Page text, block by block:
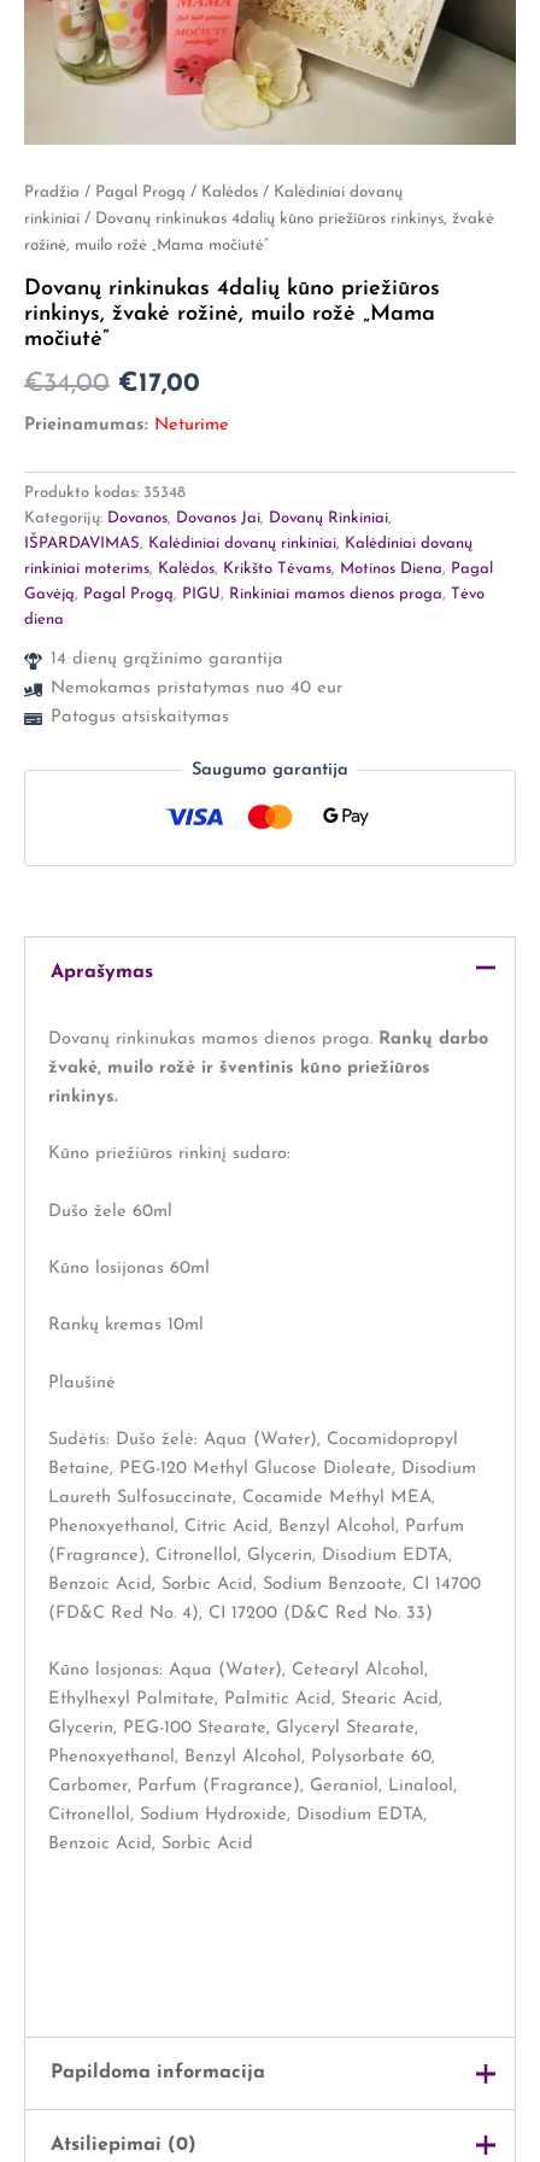
Pradžia / Pagal Progą / Kalėdos / Kalėdiniai dovanų
rinkiniai / Dovanų rinkinukas 4dalių kūno priežiūros rinkinys, žvakė
rožinė, muilo rožė „Mama močiutė”
Dovanų rinkinukas 4dalių kūno priežiūros
rinkinys, žvakė rožinė, muilo rožė „Mama
močiutė”
€34,00
Original
price
was:
€17,00
Current
price
is:
€17,00.
Prieinamumas: Neturime
Produkto kodas: 35348
Kategorijų: Dovanos, Dovanos Jai, Dovanų Rinkiniai,
IŠPARDAVIMAS, Kalėdiniai dovanų rinkiniai, Kalėdiniai dovanų
rinkiniai moterims, Kalėdos, Krikšto Tėvams, Motinos Diena, Pagal
Gavėją, Pagal Progą, PIGU, Rinkiniai mamos dienos proga,
Tėvo
diena
14 dienų grąžinimo garantija
Nemokamas pristatymas nuo 40 eur
Patogus atsiskaitymas
Saugumo garantija
Aprašymas
Dovanų rinkinukas mamos dienos proga. Rankų darbo
žvakė, muilo rožė ir šventinis kūno priežiūros
rinkinys.
Kūno priežiūros rinkinį sudaro:
Dušo žele 60ml
Kūno losijonas 60ml
Rankų kremas 10ml
Plaušinė
Sudėtis: Dušo želė: Aqua (Water), Cocamidopropyl
Betaine, PEG-120 Methyl Glucose Dioleate, Disodium
Laureth Sulfosuccinate, Cocamide Methyl MEA,
Phenoxyethanol, Citric Acid, Benzyl Alcohol, Parfum
(Fragrance), Citronellol, Glycerin, Disodium EDTA,
Benzoic Acid, Sorbic Acid, Sodium Benzoate, CI 14700
(FD&C Red No. 4), CI 17200 (D&C Red No. 33)
Kūno losjonas: Aqua (Water), Cetearyl Alcohol,
Ethylhexyl Palmitate, Palmitic Acid, Stearic Acid,
Glycerin, PEG-100 Stearate, Glyceryl Stearate,
Phenoxyethanol, Benzyl Alcohol, Polysorbate 60,
Carbomer, Parfum (Fragrance), Geraniol, Linalool,
Citronellol, Sodium Hydroxide, Disodium EDTA,
Benzoic Acid, Sorbic Acid
Papildoma informacija
Svoris
Atsiliepimai (0)